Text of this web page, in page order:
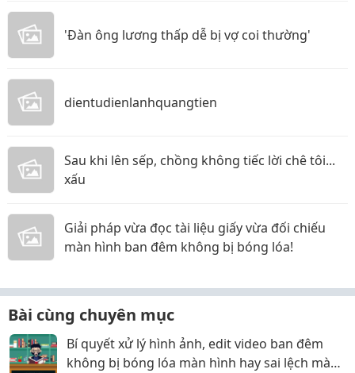
'Đàn ông lương thấp dễ bị vợ coi thường'
dientudienlanhquangtien
Sau khi lên sếp, chồng không tiếc lời chê tôi...
xấu
Giải pháp vừa đọc tài liệu giấy vừa đối chiếu
màn hình ban đêm không bị bóng lóa!
Bài cùng chuyên mục
Bí quyết xử lý hình ảnh, edit video ban đêm
không bị bóng lóa màn hình hay sai lệch màu